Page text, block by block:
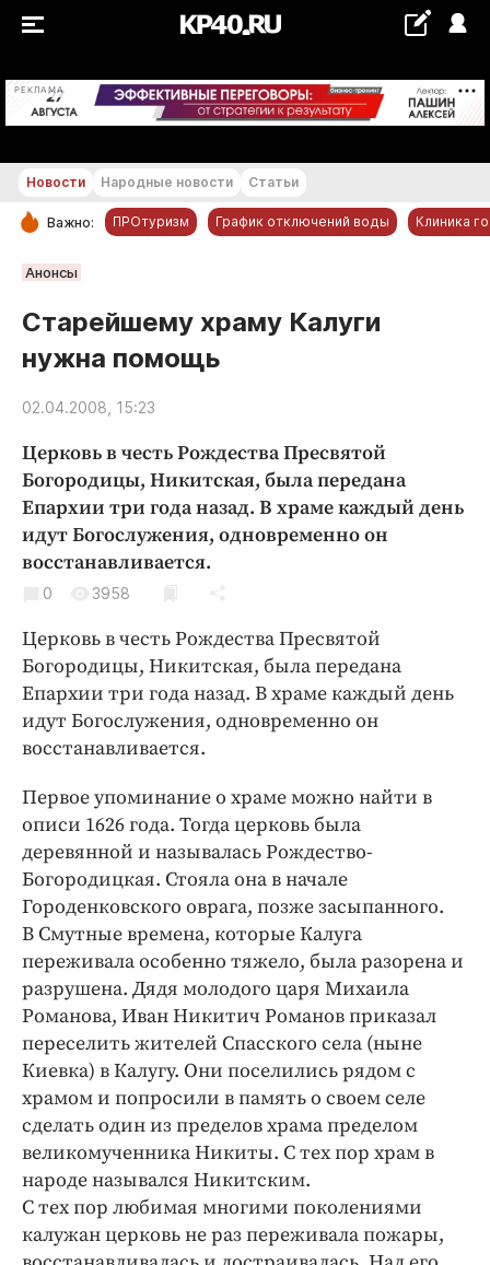
РЕКЛАМА +23...+24 °С
РУБРИКИ
Обнинск
Новости компаний
Статьи
Народные новости
Благоустройство
Криминал
Культура
Недвижимость и ЖКХ
Образование
Общество
Погода
Праздники
Происшествия
Экономика и бизнес
ПРОЕКТЫ
Блоги
Издания
Медиаперсона
Интересное чтиво
Клиника года
Бренд года
Работодатель года
Новости Народные новости Статьи
Важно: ПРОтуризм График отключений воды Клиника
Анонсы
Старейшему храму Калуги
нужна помощь
02.04.2008, 15:23
Церковь в честь Рождества Пресвятой
Богородицы, Никитская, была передана
Епархии три года назад. В храме каждый день
идут Богослужения, одновременно он
восстанавливается.
0 3958
Церковь в честь Рождества Пресвятой
Богородицы, Никитская, была передана
Епархии три года назад. В храме каждый день
идут Богослужения, одновременно он
восстанавливается.
Первое упоминание о храме можно найти в
описи 1626 года. Тогда церковь была
деревянной и называлась Рождество-
Богородицкая. Стояла она в начале
Городенковского оврага, позже засыпанного.
В Смутные времена, которые Калуга
переживала особенно тяжело, была разорена и
разрушена. Дядя молодого царя Михаила
Романова, Иван Никитич Романов приказал
переселить жителей Спасского села (ныне
Киевка) в Калугу. Они поселились рядом с
храмом и попросили в память о своем селе
сделать один из пределов храма пределом
великомученника Никиты. С тех пор храм в
народе назывался Никитским.
С тех пор любимая многими поколениями
калужан церковь не раз переживала пожары,